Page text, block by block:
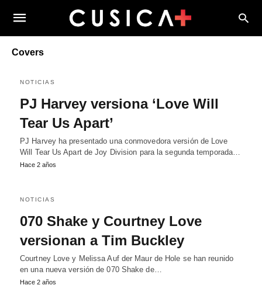
Covers
NOTICIAS
PJ Harvey versiona ‘Love Will
Tear Us Apart’
PJ Harvey ha presentado una conmovedora versión de Love
Will Tear Us Apart de Joy Division para la segunda temporada…
Hace 2 años
NOTICIAS
070 Shake y Courtney Love
versionan a Tim Buckley
Courtney Love y Melissa Auf der Maur de Hole se han reunido
en una nueva versión de 070 Shake de…
Hace 2 años